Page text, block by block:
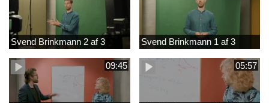
Svend Brinkmann 2 af 3 Svend Brinkmann 1 af 3
09:45 05:57